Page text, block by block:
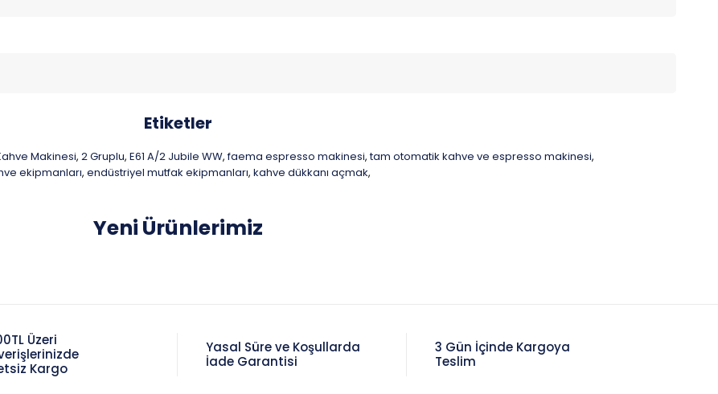
Etiketler
Makinesi, 2 Gruplu, E61 A/2 Jubile WW, faema espresso makinesi, tam otomatik kahve ve espresso makinesi,
ekipmanları, endüstriyel mutfak ekipmanları, kahve dükkanı açmak,
Yeni Ürünlerimiz
Üzeri
Kargo
Yasal Süre ve Koşullarda
İade Garantisi
3 Gün İçinde Kargoya
Teslim